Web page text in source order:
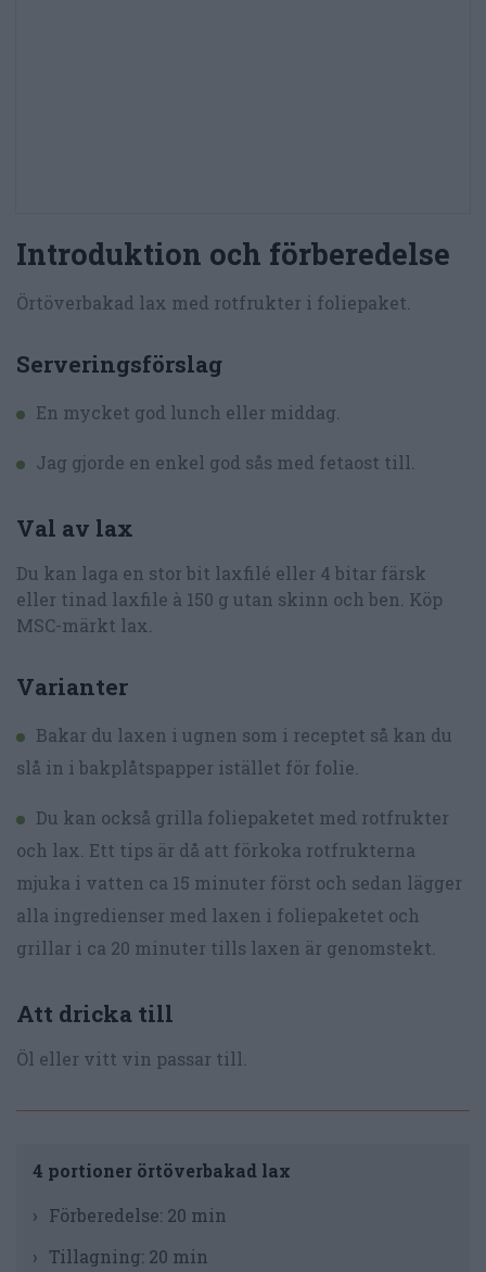
Introduktion och förberedelse
Örtöverbakad lax med rotfrukter i foliepaket.
Serveringsförslag
En mycket god lunch eller middag.
Jag gjorde en enkel god sås med fetaost till.
Val av lax
Du kan laga en stor bit laxfilé eller 4 bitar färsk
eller tinad laxfile à 150 g utan skinn och ben. Köp
MSC-märkt lax.
Varianter
Bakar du laxen i ugnen som i receptet så kan du
slå in i bakplåtspapper istället för folie.
Du kan också grilla foliepaketet med rotfrukter
och lax. Ett tips är då att förkoka rotfrukterna
mjuka i vatten ca 15 minuter först och sedan lägger
alla ingredienser med laxen i foliepaketet och
grillar i ca 20 minuter tills laxen är genomstekt.
Att dricka till
Öl eller vitt vin passar till.
4 portioner örtöverbakad lax
Förberedelse: 20 min
Tillagning: 20 min